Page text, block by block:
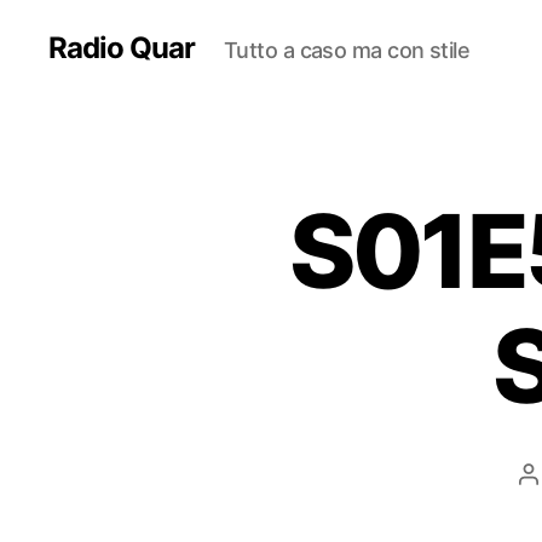
Radio Quar Tutto a caso ma con stile